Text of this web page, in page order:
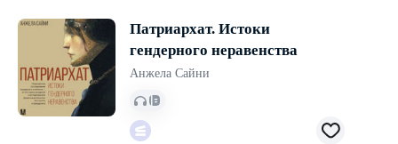
Патриархат. Истоки
гендерного неравенства
Анжела Сайни